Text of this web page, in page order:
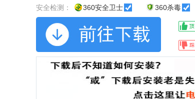
安全检测： 360安全卫士 360杀毒